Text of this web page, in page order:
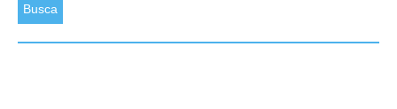
Busca